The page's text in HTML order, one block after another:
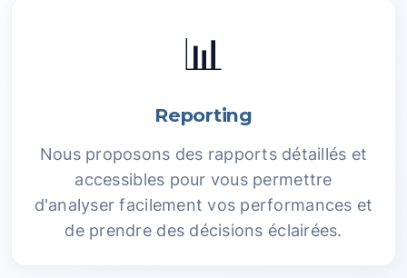
📊
Reporting
Nous proposons des rapports détaillés et
accessibles pour vous permettre
d'analyser facilement vos performances et
de prendre des décisions éclairées.